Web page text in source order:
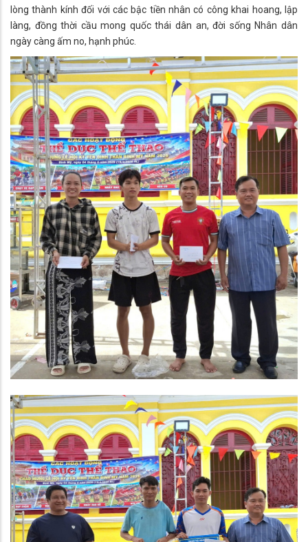
lòng thành kính đối với các bậc tiền nhân có công khai hoang, lập
làng, đồng thời cầu mong quốc thái dân an, đời sống Nhân dân
ngày càng ấm no, hạnh phúc.